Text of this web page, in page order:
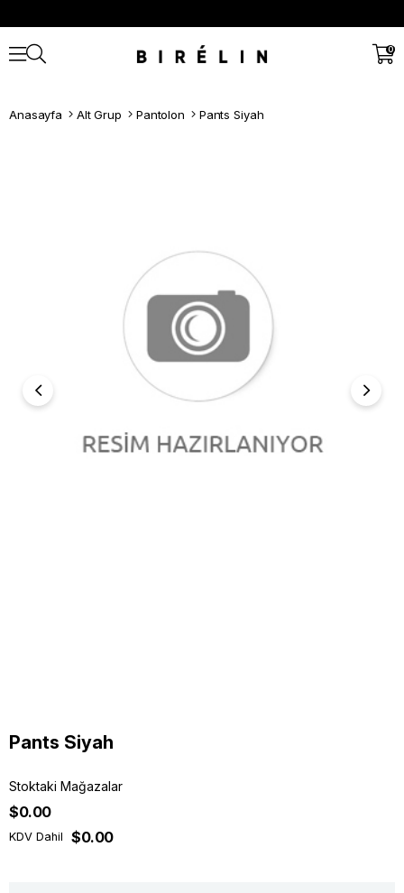
0
Anasayfa Alt Grup Pantolon Pants Siyah
Pants Siyah
Stoktaki Mağazalar
$0.00
KDV Dahil $0.00